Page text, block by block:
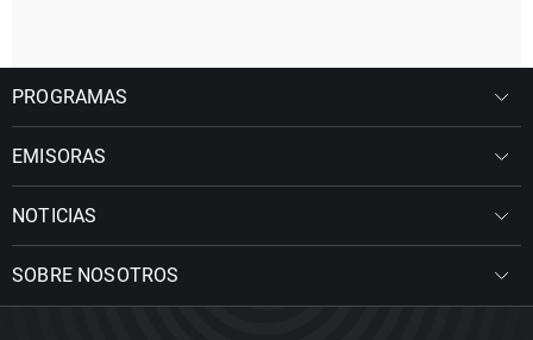
PROGRAMAS
EMISORAS
NOTICIAS
SOBRE NOSOTROS